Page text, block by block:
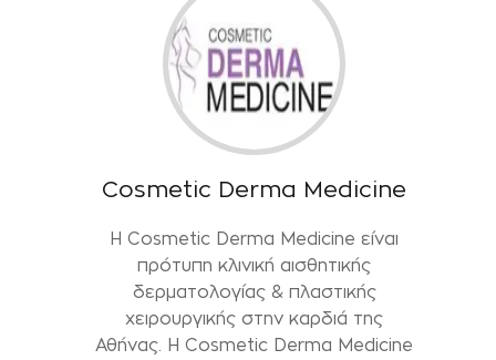
Cosmetic Derma Medicine
Η Cosmetic Derma Medicine είναι
πρότυπη κλινική αισθητικής
δερματολογίας & πλαστικής
χειρουργικής στην καρδιά της
Αθήνας. H Cosmetic Derma Medicine